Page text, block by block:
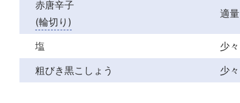
赤唐辛子
(輪切り)
適量
塩
少々
粗びき黒こしょう
少々